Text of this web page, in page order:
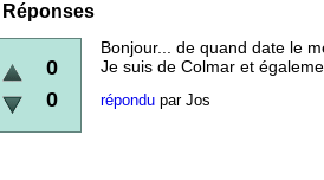
Réponses
0
0
Bonjour... de quand date le
Je suis de Colmar et
répondu par Jos